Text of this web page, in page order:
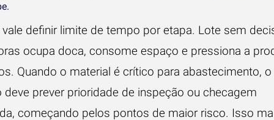
definir limite de tempo por etapa. Lote sem
ocupa doca, consome espaço e pressiona a
Quando o material é crítico para abastecimento, o
prever prioridade de inspeção ou checagem
começando pelos pontos de maior risco. Isso